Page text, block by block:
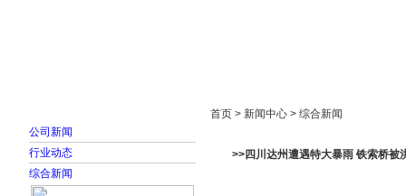
公司新闻
行业动态
综合新闻
首页 > 新闻中心 > 综合新闻
>>四川达州遭遇特大暴雨 铁索桥被